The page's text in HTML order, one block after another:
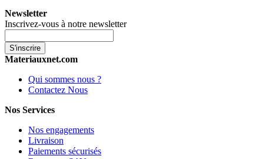
Newsletter
Inscrivez-vous à notre newsletter
S'inscrire
Materiauxnet.com
Qui sommes nous ?
Contactez Nous
Nos Services
Nos engagements
Livraison
Paiements sécurisés